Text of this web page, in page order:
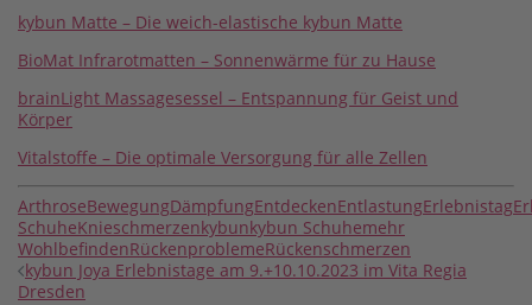
kybun Matte – Die weich-elastische kybun Matte
BioMat Infrarotmatten – Sonnenwärme für zu Hause
brainLight Massagesessel – Entspannung für Geist und
Körper
Vitalstoffe – Die optimale Versorgung für alle Zellen
ArthroseBewegungDämpfungEntdeckenEntlastungErlebnistag
SchuheKnieschmerzenkybunkybun Schuhemehr
WohlbefindenRückenproblemeRückenschmerzen
Beitragsnavigation
kybun Joya Erlebnistage am 9.+10.10.2023 im Vita Regia
Dresden